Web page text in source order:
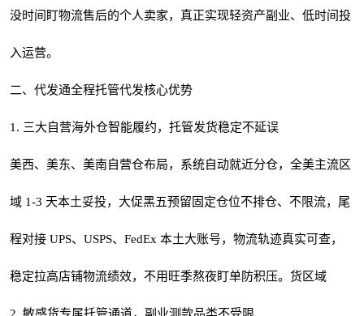
没时间盯物流售后的个人卖家，真正实现轻资产副业、低时间投
入运营。
二、代发通全程托管代发核心优势
1. 三大自营海外仓智能履约，托管发货稳定不延误
美西、美东、美南自营仓布局，系统自动就近分仓，全美主流区
域 1-3 天本土妥投，大促黑五预留固定仓位不排仓、不限流，尾
程对接 UPS、USPS、FedEx 本土大账号，物流轨迹真实可查，
稳定拉高店铺物流绩效，不用旺季熬夜盯单防积压。货区域